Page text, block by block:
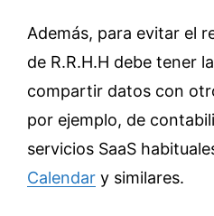
Además, para evitar el
de R.R.H.H debe tener
compartir datos con
por ejemplo, de
servicios SaaS
Calendar y similares.